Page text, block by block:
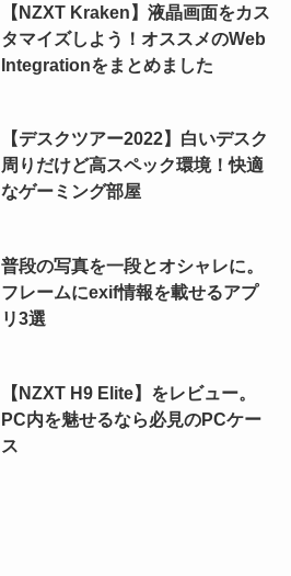
【NZXT Kraken】液晶画面をカス
タマイズしよう！オススメのWeb
Integrationをまとめました
【デスクツアー2022】白いデスク
周りだけど高スペック環境！快適
なゲーミング部屋
普段の写真を一段とオシャレに。
フレームにexif情報を載せるアプ
リ3選
【NZXT H9 Elite】をレビュー。
PC内を魅せるなら必見のPCケー
ス